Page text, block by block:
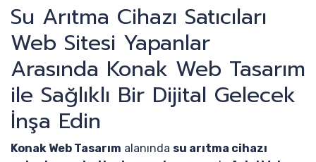
Su Arıtma Cihazı Satıcıları
Web Sitesi Yapanlar
Arasında Konak Web Tasarım
ile Sağlıklı Bir Dijital Gelecek
İnşa Edin
Konak Web Tasarım alanında su arıtma cihazı